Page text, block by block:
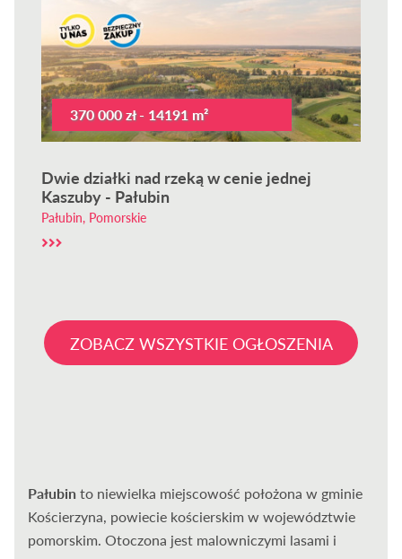
370 000 zł - 14191 m²
Dwie działki nad rzeką w cenie jednej
Kaszuby - Pałubin
Pałubin, Pomorskie
ZOBACZ WSZYSTKIE OGŁOSZENIA
Pałubin to niewielka miejscowość położona w gminie
Kościerzyna, powiecie kościerskim w województwie
pomorskim. Otoczona jest malowniczymi lasami i